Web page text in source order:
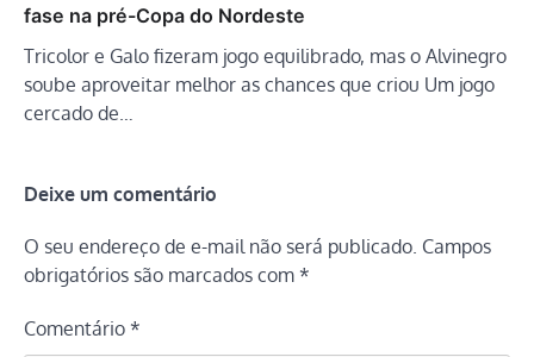
fase na pré-Copa do Nordeste
Tricolor e Galo fizeram jogo equilibrado, mas o Alvinegro
soube aproveitar melhor as chances que criou Um jogo
cercado de…
Deixe um comentário
O seu endereço de e-mail não será publicado. Campos
obrigatórios são marcados com *
Comentário *